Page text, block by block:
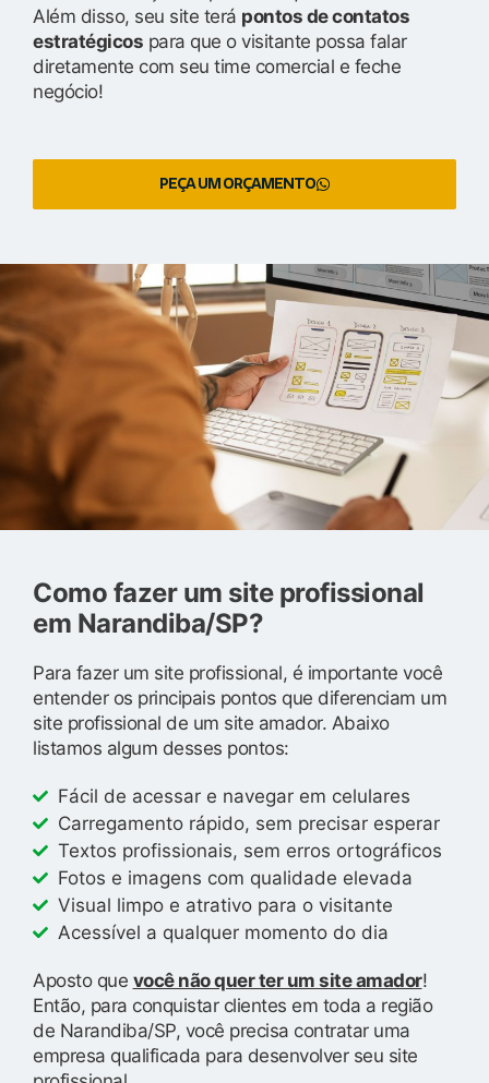
Além disso, seu site terá pontos de contatos
estratégicos para que o visitante possa falar
diretamente com seu time comercial e feche
negócio!
PEÇA UM ORÇAMENTO
Como fazer um site profissional
em Narandiba/SP?
Para fazer um site profissional, é importante você
entender os principais pontos que diferenciam um
site profissional de um site amador. Abaixo
listamos algum desses pontos:
Fácil de acessar e navegar em celulares
Carregamento rápido, sem precisar esperar
Textos profissionais, sem erros ortográficos
Fotos e imagens com qualidade elevada
Visual limpo e atrativo para o visitante
Acessível a qualquer momento do dia
Aposto que você não quer ter um site amador!
Então, para conquistar clientes em toda a região
de Narandiba/SP, você precisa contratar uma
empresa qualificada para desenvolver seu site